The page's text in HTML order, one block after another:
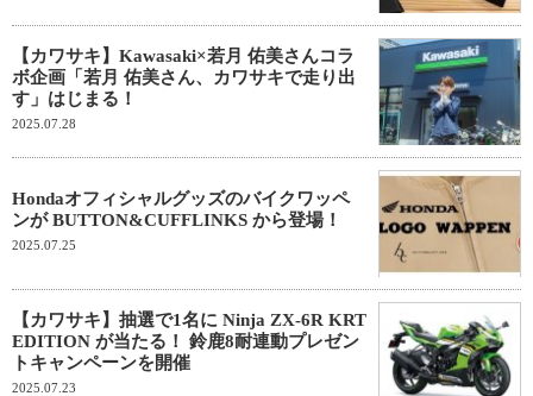
【カワサキ】Kawasaki×若月 佑美さんコラ
ボ企画「若月 佑美さん、カワサキで走り出
す」はじまる！
2025.07.28
Hondaオフィシャルグッズのバイクワッペ
ンが BUTTON&CUFFLINKS から登場！
2025.07.25
【カワサキ】抽選で1名に Ninja ZX-6R KRT
EDITION が当たる！ 鈴鹿8耐連動プレゼン
トキャンペーンを開催
2025.07.23